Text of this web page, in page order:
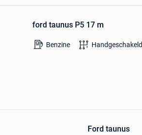
ford taunus P5 17 m
Benzine Handgeschakeld
Ford taunus